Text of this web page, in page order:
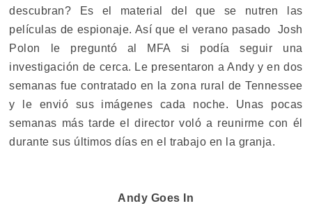
descubran? Es el material del que se nutren las
películas de espionaje. Así que el verano pasado Josh
Polon le preguntó al MFA si podía seguir una
investigación de cerca. Le presentaron a Andy y en dos
semanas fue contratado en la zona rural de Tennessee
y le envió sus imágenes cada noche. Unas pocas
semanas más tarde el director voló a reunirme con él
durante sus últimos días en el trabajo en la granja.
Andy Goes In